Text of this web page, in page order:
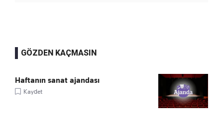
GÖZDEN KAÇMASIN
Haftanın sanat ajandası
Kaydet